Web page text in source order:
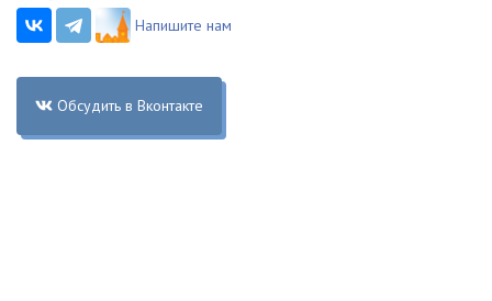
Напишите нам
Обсудить в Вконтакте